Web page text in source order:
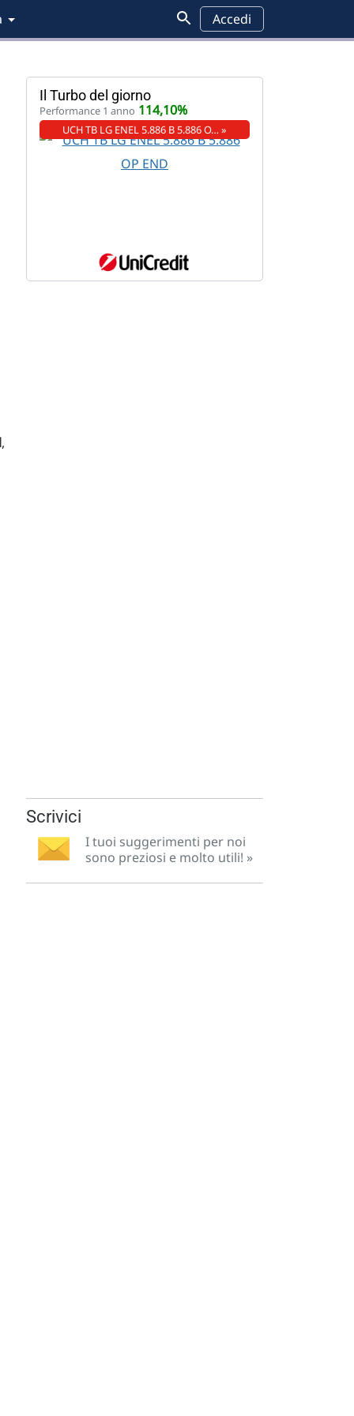
Accedi
,
Il Turbo del giorno
Performance 1 anno 114,10%
UCH TB LG ENEL 5.886 B 5.886 O… »
Scrivici
I tuoi suggerimenti per noi
sono preziosi e molto utili! »